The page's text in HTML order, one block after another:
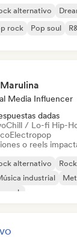
alternativo
rock Pop soul
Media Influencer
dadas
Chill / Lo-fi Hip-
Electropop
o reels
alternativo
industrial
rock